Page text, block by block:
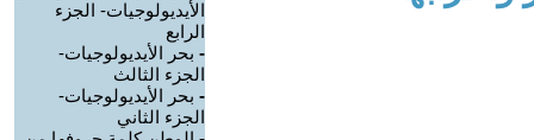
الأيديولوجيات- الجزء
الرابع
- بحر الأيديولوجيات-
الجزء الثالث
- بحر الأيديولوجيات-
الجزء الثاني